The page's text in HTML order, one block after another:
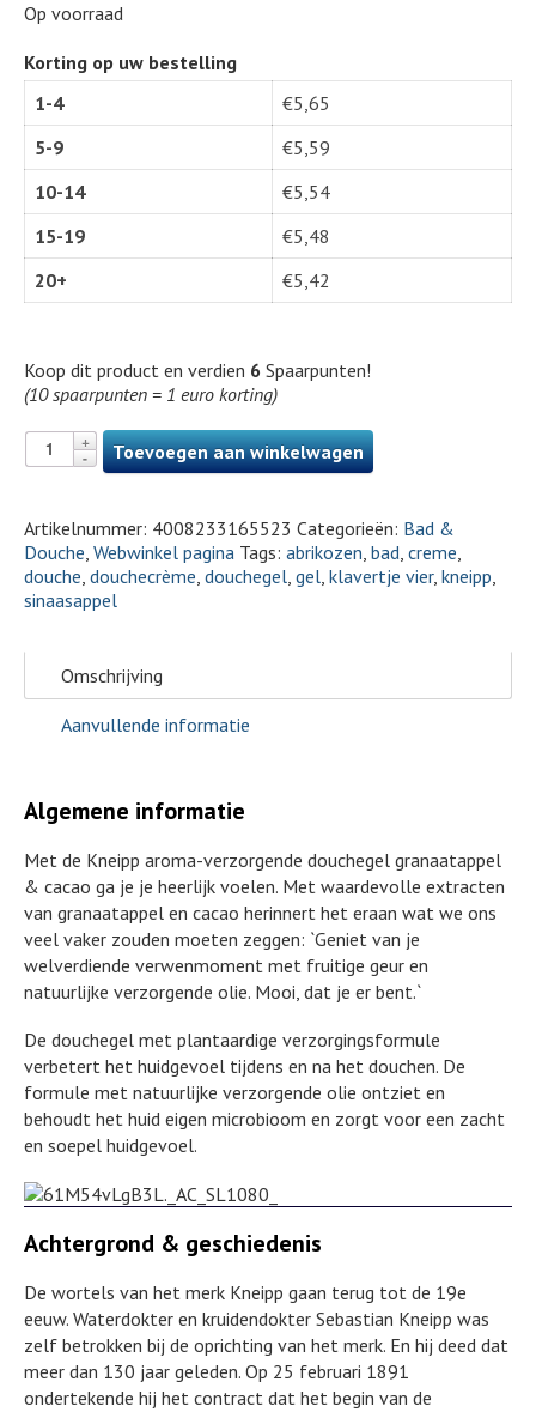
Op voorraad
Korting op uw bestelling
1-4
€5,65
5-9
€5,59
10-14
€5,54
15-19
€5,48
20+
€5,42
Koop dit product en verdien 6 Spaarpunten!
(10 spaarpunten = 1 euro korting)
Toevoegen aan winkelwagen
Artikelnummer: 4008233165523 Categorieën: Bad &
Douche, Webwinkel pagina Tags: abrikozen, bad, creme,
douche, douchecrème, douchegel, gel, klavertje vier, kneipp,
sinaasappel
Omschrijving
Aanvullende informatie
Algemene informatie
Met de Kneipp aroma-verzorgende douchegel granaatappel
& cacao ga je je heerlijk voelen. Met waardevolle extracten
van granaatappel en cacao herinnert het eraan wat we ons
veel vaker zouden moeten zeggen: `Geniet van je
welverdiende verwenmoment met fruitige geur en
natuurlijke verzorgende olie. Mooi, dat je er bent.`
De douchegel met plantaardige verzorgingsformule
verbetert het huidgevoel tijdens en na het douchen. De
formule met natuurlijke verzorgende olie ontziet en
behoudt het huid eigen microbioom en zorgt voor een zacht
en soepel huidgevoel.
Achtergrond & geschiedenis
De wortels van het merk Kneipp gaan terug tot de 19e
eeuw. Waterdokter en kruidendokter Sebastian Kneipp was
zelf betrokken bij de oprichting van het merk. En hij deed dat
meer dan 130 jaar geleden. Op 25 februari 1891
ondertekende hij het contract dat het begin van de